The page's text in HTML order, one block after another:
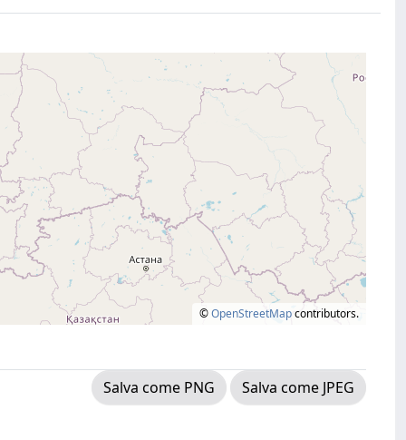
©OpenStreetMapcontributors.
Salva come PNG Salva come JPEG